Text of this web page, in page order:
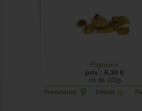
Pignons
prix : 6,30 €
lot de 100g
Provenance Détails